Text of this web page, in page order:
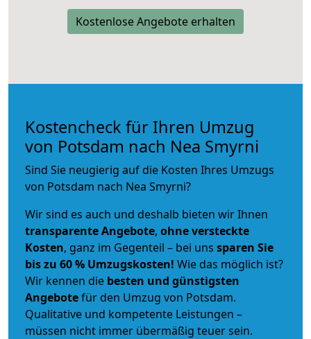
Kostenlose Angebote erhalten
Kostencheck für Ihren Umzug
von Potsdam nach Nea Smyrni
Sind Sie neugierig auf die Kosten Ihres Umzugs
von Potsdam nach Nea Smyrni?
Wir sind es auch und deshalb bieten wir Ihnen
transparente Angebote, ohne versteckte
Kosten, ganz im Gegenteil – bei uns sparen Sie
bis zu 60 % Umzugskosten! Wie das möglich ist?
Wir kennen die besten und günstigsten
Angebotefür den Umzug von Potsdam.
Qualitative und kompetente Leistungen –
müssen nicht immer übermäßig teuer sein.